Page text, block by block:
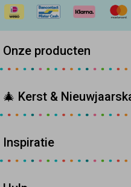
Onze producten
🎄 Kerst &
Inspiratie